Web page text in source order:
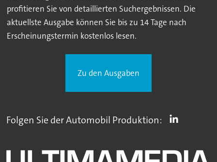
profitieren Sie von detaillierten Suchergebnissen. Die
aktuellste Ausgabe können Sie bis zu 14 Tage nach
Erscheinungstermin kostenlos lesen.
Zu den Ausgaben
Folgen Sie der Automobil Produktion: